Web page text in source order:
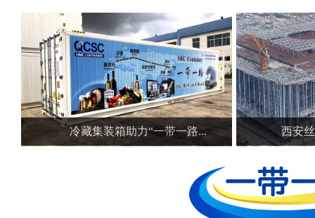
冷藏集装箱助力“一带一路... 西安